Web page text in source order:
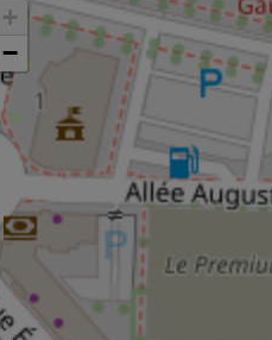
+
−